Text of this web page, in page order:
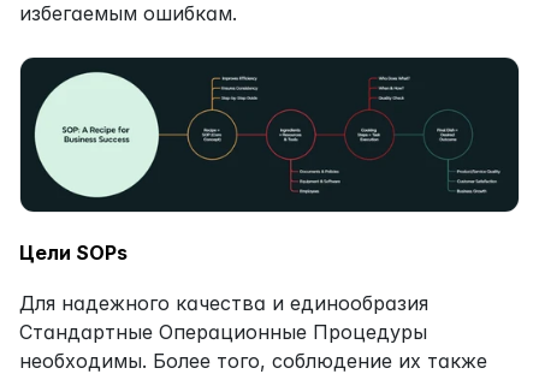
избегаемым ошибкам.
Цели SOPs
Для надежного качества и единообразия
Стандартные Операционные Процедуры
необходимы. Более того, соблюдение их также